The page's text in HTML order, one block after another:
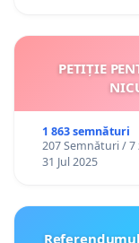
PETIȚIE
1 863 semnături
207 Semnături / 7
31 Jul 2025